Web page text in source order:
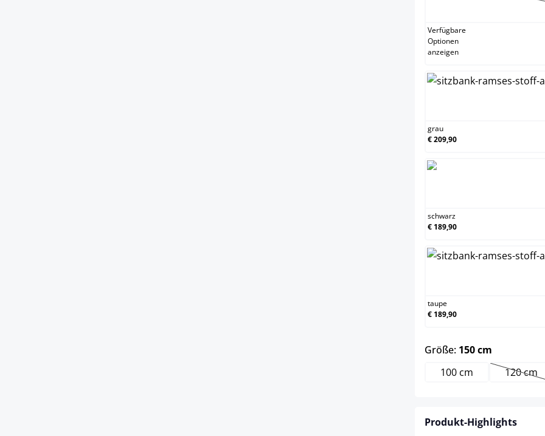
Verfügbare
Optionen
anzeigen
grau
€ 209,90
schwarz
€ 189,90
taupe
€ 189,90
Größe: 150 cm
100 cm
120 cm
Produkt-Highlights